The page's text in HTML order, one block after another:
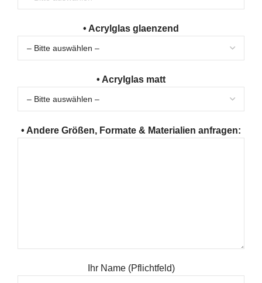
• Acrylglas glaenzend
• Acrylglas matt
• Andere Größen, Formate & Materialien anfragen:
Ihr Name (Pflichtfeld)